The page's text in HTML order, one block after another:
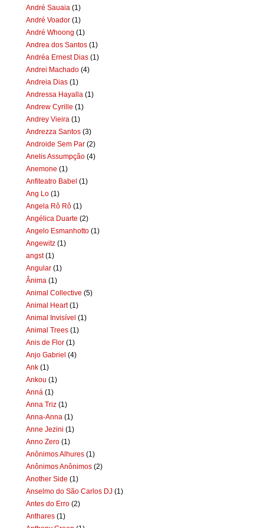
André Sauaia (1)
André Voador (1)
André Whoong (1)
Andrea dos Santos (1)
Andréa Ernest Dias (1)
Andrei Machado (4)
Andreia Dias (1)
Andressa Hayalla (1)
Andrew Cyrille (1)
Andrey Vieira (1)
Andrezza Santos (3)
Androide Sem Par (2)
Anelis Assumpção (4)
Anemone (1)
Anfiteatro Babel (1)
Ang Lo (1)
Angela Rô Rô (1)
Angélica Duarte (2)
Angelo Esmanhotto (1)
Angewitz (1)
angst (1)
Angular (1)
Ânima (1)
Animal Collective (5)
Animal Heart (1)
Animal Invisível (1)
Animal Trees (1)
Anis de Flor (1)
Anjo Gabriel (4)
Ank (1)
Ankou (1)
Anná (1)
Anna Triz (1)
Anna-Anna (1)
Anne Jezini (1)
Anno Zero (1)
Anônimos Alhures (1)
Anônimos Anônimos (2)
Another Side (1)
Anselmo do São Carlos DJ (1)
Antes do Erro (2)
Anthares (1)